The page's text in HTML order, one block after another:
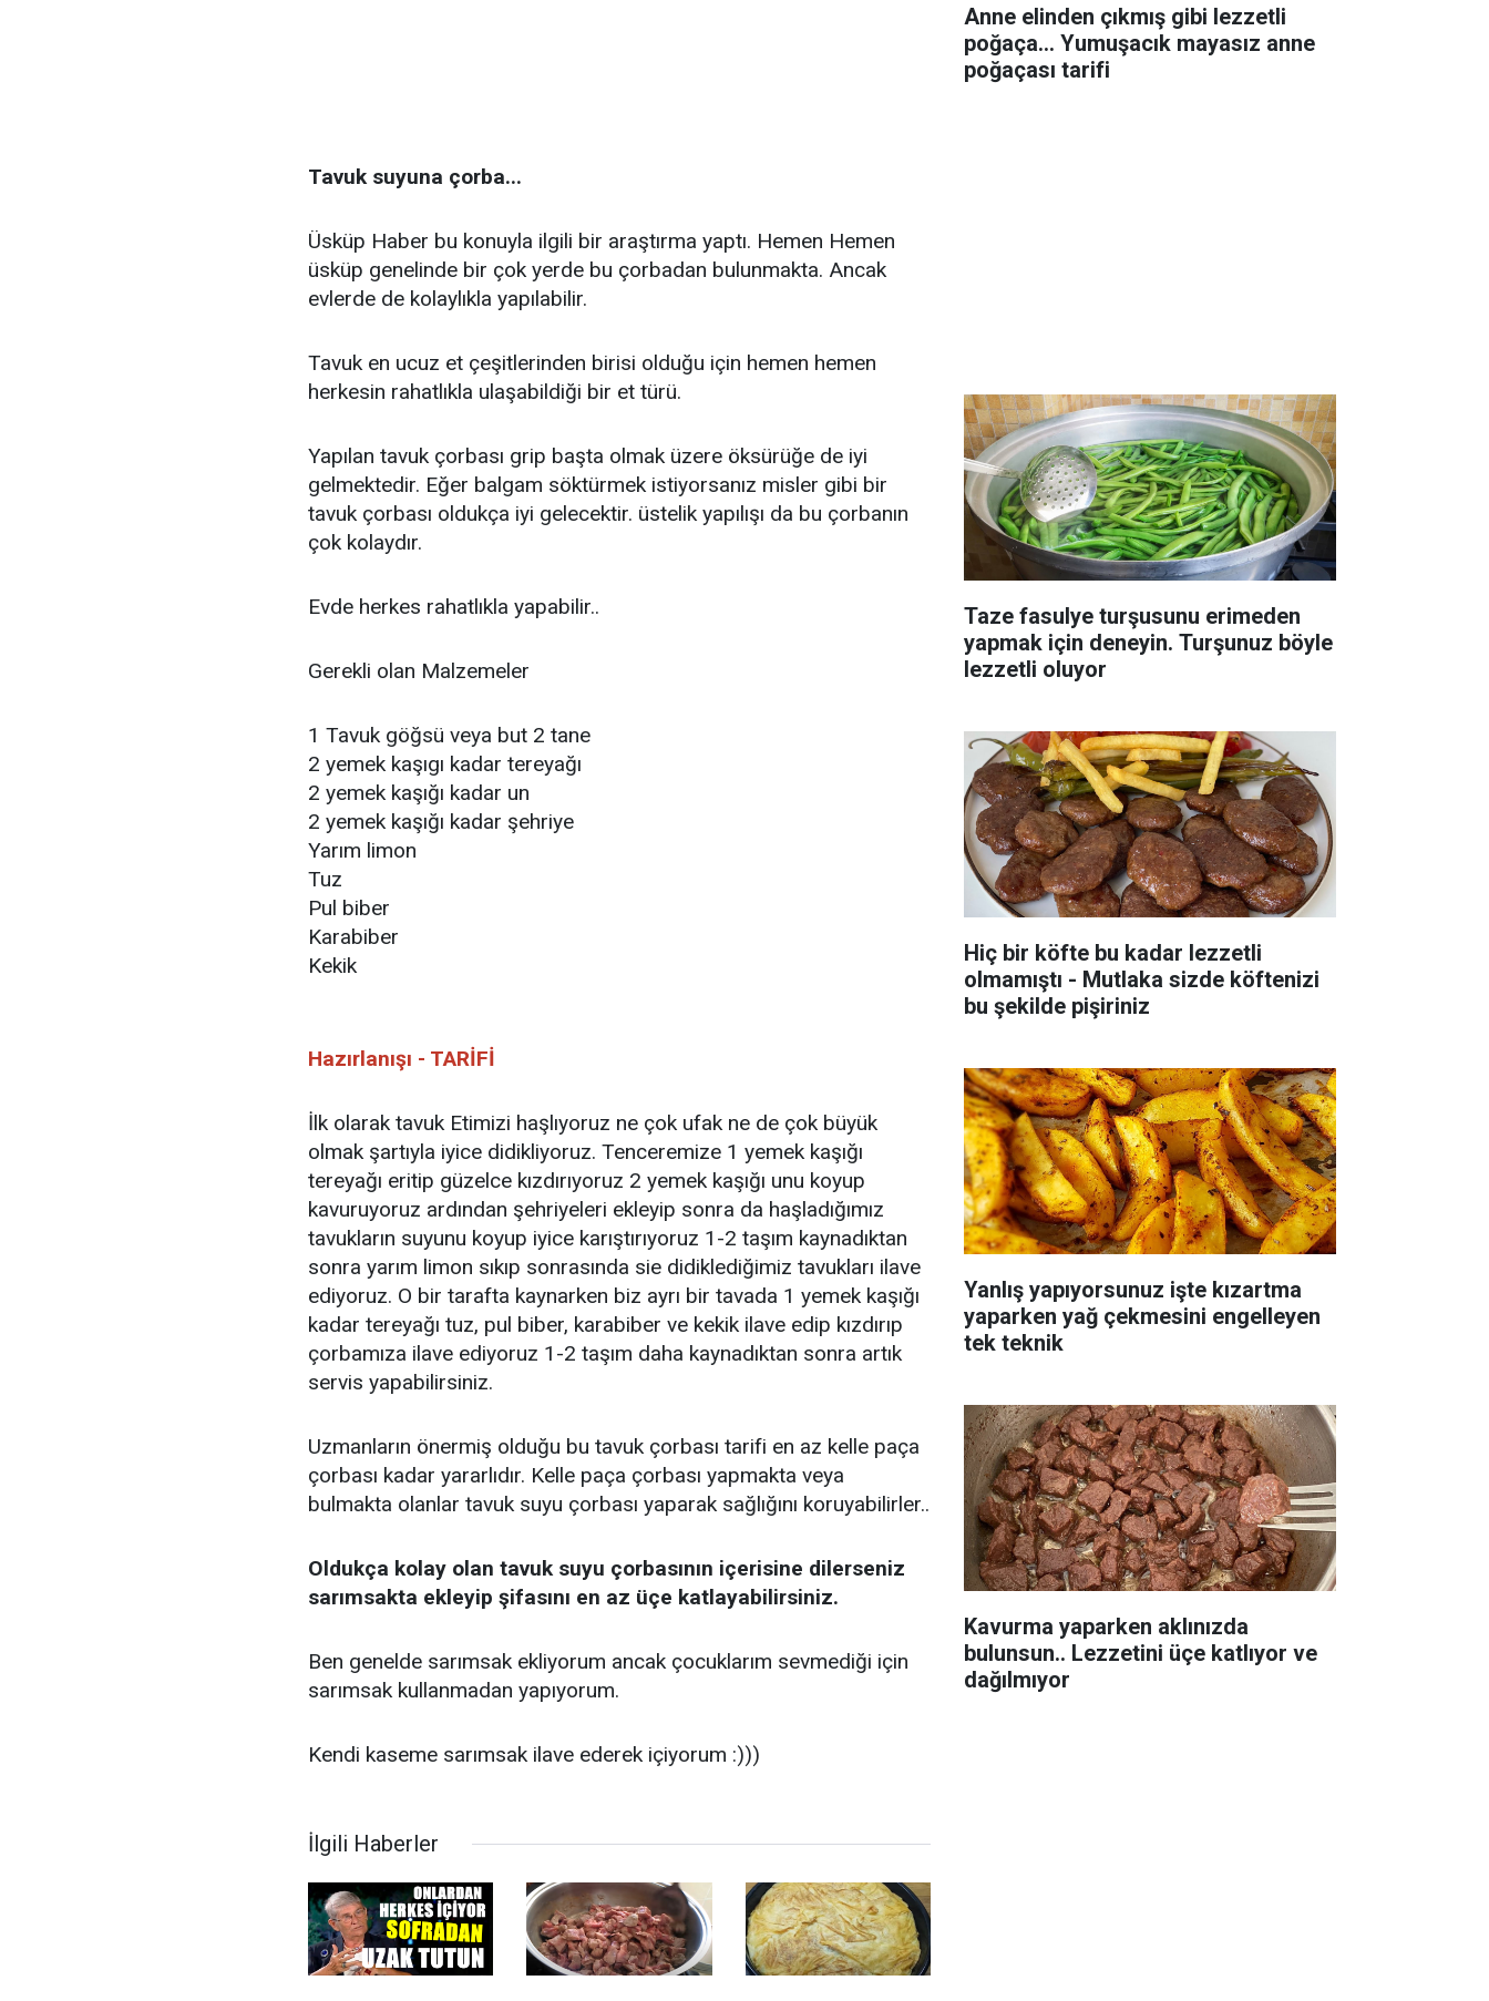
Tavuk suyuna çorba...
Üsküp Haber bu konuyla ilgili bir araştırma yaptı. Hemen Hemen
üsküp genelinde bir çok yerde bu çorbadan bulunmakta. Ancak
evlerde de kolaylıkla yapılabilir.
Tavuk en ucuz et çeşitlerinden birisi olduğu için hemen hemen
herkesin rahatlıkla ulaşabildiği bir et türü.
Yapılan tavuk çorbası grip başta olmak üzere öksürüğe de iyi
gelmektedir. Eğer balgam söktürmek istiyorsanız misler gibi bir
tavuk çorbası oldukça iyi gelecektir. üstelik yapılışı da bu çorbanın
çok kolaydır.
Evde herkes rahatlıkla yapabilir..
Gerekli olan Malzemeler
1 Tavuk göğsü veya but 2 tane
2 yemek kaşıgı kadar tereyağı
2 yemek kaşığı kadar un
2 yemek kaşığı kadar şehriye
Yarım limon
Tuz
Pul biber
Karabiber
Kekik
Hazırlanışı - TARİFİ
İlk olarak tavuk Etimizi haşlıyoruz ne çok ufak ne de çok büyük
olmak şartıyla iyice didikliyoruz. Tenceremize 1 yemek kaşığı
tereyağı eritip güzelce kızdırıyoruz 2 yemek kaşığı unu koyup
kavuruyoruz ardından şehriyeleri ekleyip sonra da haşladığımız
tavukların suyunu koyup iyice karıştırıyoruz 1-2 taşım kaynadıktan
sonra yarım limon sıkıp sonrasında sie didiklediğimiz tavukları ilave
ediyoruz. O bir tarafta kaynarken biz ayrı bir tavada 1 yemek kaşığı
kadar tereyağı tuz, pul biber, karabiber ve kekik ilave edip kızdırıp
çorbamıza ilave ediyoruz 1-2 taşım daha kaynadıktan sonra artık
servis yapabilirsiniz.
Uzmanların önermiş olduğu bu tavuk çorbası tarifi en az kelle paça
çorbası kadar yararlıdır. Kelle paça çorbası yapmakta veya
bulmakta olanlar tavuk suyu çorbası yaparak sağlığını koruyabilirler..
Oldukça kolay olan tavuk suyu çorbasının içerisine dilerseniz
sarımsakta ekleyip şifasını en az üçe katlayabilirsiniz.
Ben genelde sarımsak ekliyorum ancak çocuklarım sevmediği için
sarımsak kullanmadan yapıyorum.
Kendi kaseme sarımsak ilave ederek içiyorum :)))
İlgili Haberler
Anne elinden çıkmış gibi lezzetli
poğaça... Yumuşacık mayasız anne
poğaçası tarifi
Taze fasulye turşusunu erimeden
yapmak için deneyin. Turşunuz böyle
lezzetli oluyor
Hiç bir köfte bu kadar lezzetli
olmamıştı - Mutlaka sizde köftenizi
bu şekilde pişiriniz
Yanlış yapıyorsunuz işte kızartma
yaparken yağ çekmesini engelleyen
tek teknik
Kavurma yaparken aklınızda
bulunsun.. Lezzetini üçe katlıyor ve
dağılmıyor